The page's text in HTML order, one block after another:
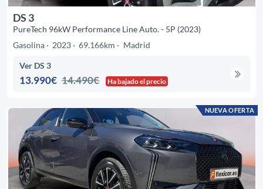
DS 3
PureTech 96kW Performance Line Auto. - 5P (2023)
Gasolina
2023 69.166km Madrid
Ver DS 3
13.990€ 14.490€ Ha bajado el precio
NUEVA OFERTA